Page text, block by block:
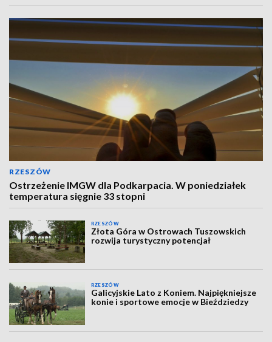
RZESZÓW
Ostrzeżenie IMGW dla Podkarpacia. W poniedziałek
temperatura sięgnie 33 stopni
RZESZÓW
Złota Góra w Ostrowach Tuszowskich
rozwija turystyczny potencjał
RZESZÓW
Galicyjskie Lato z Koniem. Najpiękniejsze
konie i sportowe emocje w Bieździedzy